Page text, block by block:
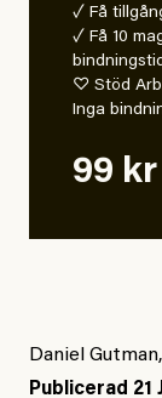
✓ Få
✓ Få 10
♡ Stöd
Inga
99 kr
Daniel
Publicerad 21